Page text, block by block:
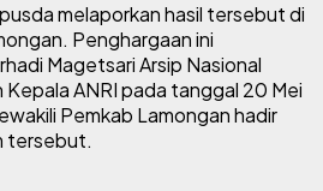
melaporkan hasil tersebut di
Penghargaan ini
Magetsari Arsip Nasional
ANRI pada tanggal 20 Mei
Pemkab Lamongan hadir
tersebut.